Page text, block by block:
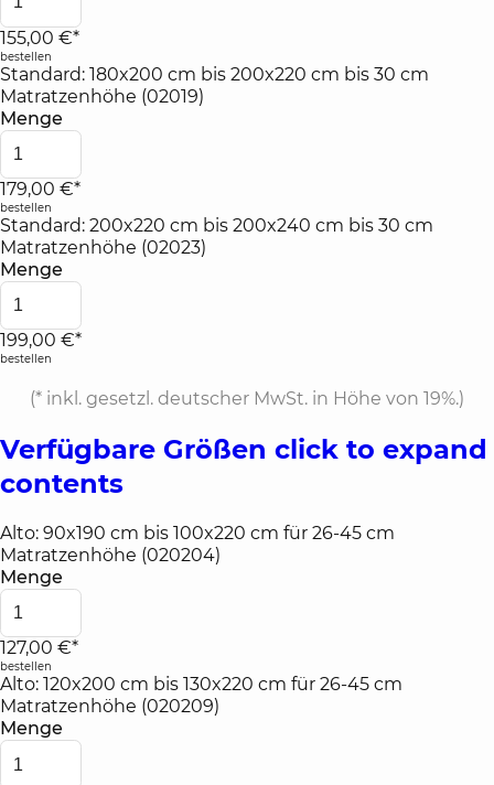
155,00 €*
bestellen
Standard: 180x200 cm bis 200x220 cm bis 30 cm
Matratzenhöhe (02019)
Menge
179,00 €*
bestellen
Standard: 200x220 cm bis 200x240 cm bis 30 cm
Matratzenhöhe (02023)
Menge
199,00 €*
bestellen
(* inkl. gesetzl. deutscher MwSt. in Höhe von 19%.)
Verfügbare Größen click to expand
contents
Alto: 90x190 cm bis 100x220 cm für 26-45 cm
Matratzenhöhe (020204)
Menge
127,00 €*
bestellen
Alto: 120x200 cm bis 130x220 cm für 26-45 cm
Matratzenhöhe (020209)
Menge